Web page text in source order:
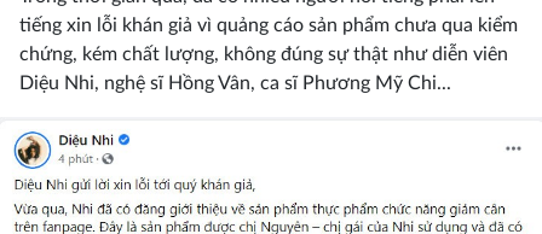
tiếng xin lỗi khán giả vì quảng cáo sản phẩm chưa qua kiểm
chứng, kém chất lượng, không đúng sự thật như diễn viên
Diệu Nhi, nghệ sĩ Hồng Vân, ca sĩ Phương Mỹ Chi...